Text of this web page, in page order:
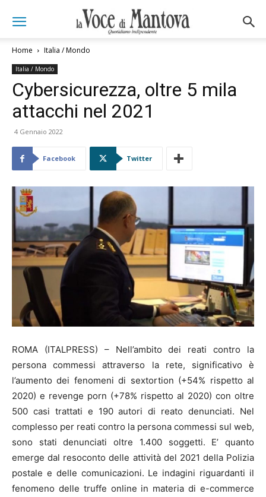
Home Italia / Mondo
Italia / Mondo
Cybersicurezza, oltre 5 mila
attacchi nel 2021
4 Gennaio 2022
Facebook Twitter
ROMA (ITALPRESS) – Nell’ambito dei reati contro la
persona commessi attraverso la rete, significativo è
l’aumento dei fenomeni di sextortion (+54% rispetto al
2020) e revenge porn (+78% rispetto al 2020) con oltre
500 casi trattati e 190 autori di reato denunciati. Nel
complesso per reati contro la persona commessi sul web,
sono stati denunciati oltre 1.400 soggetti. E’ quanto
emerge dal resoconto delle attività del 2021 della Polizia
postale e delle comunicazioni. Le indagini riguardanti il
fenomeno delle truffe online in materia di e-commerce